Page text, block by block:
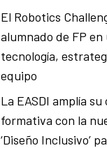
El Robotics
alumnado de FP
tecnología,
equipo
La EASDI amplía
formativa con la
‘Diseño Inclusivo’